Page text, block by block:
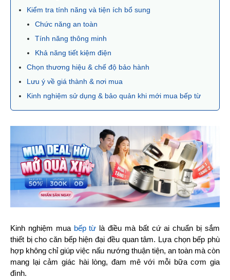
Kiểm tra tính năng và tiện ích bổ sung
Chức năng an toàn
Tính năng thông minh
Khả năng tiết kiệm điện
Chọn thương hiệu & chế độ bảo hành
Lưu ý về giá thành & nơi mua
Kinh nghiệm sử dụng & bảo quản khi mới mua bếp từ
Kinh nghiệm mua bếp từ là điều mà bất cứ ai chuẩn bị sắm
thiết bị cho căn bếp hiện đại đều quan tâm. Lựa chọn bếp phù
hợp không chỉ giúp việc nấu nướng thuận tiện, an toàn mà còn
mang lại cảm giác hài lòng, đam mê với mỗi bữa cơm gia
đình.